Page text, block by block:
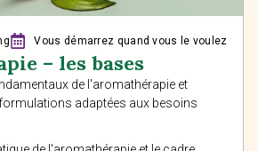
Vous démarrez quand vous le voulez
– les bases
de l'aromathérapie et
adaptées aux besoins